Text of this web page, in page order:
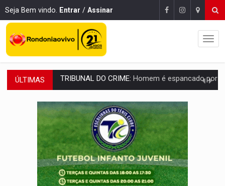
Seja Bem vindo. Entrar / Assinar
ÚLTIMAS VÍDEO:Perseguição é registrada no shopping após colombiana furtar
LUDOPATIA:Apostas online começam a afetar produtividade e rotina
REFLORESTAMENTO:Plantar árvores não será mais suficiente para
OVNIS NA LUA:Cientistas alertam para possível base secreta no satélite
ACABOU COM PEUGEOT:Incêndio destrói carro que era rebocado para oficina
VÍDEO:Ladrão é filmado furtando moto na frente do bar